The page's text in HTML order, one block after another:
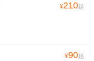
¥210起
¥90起